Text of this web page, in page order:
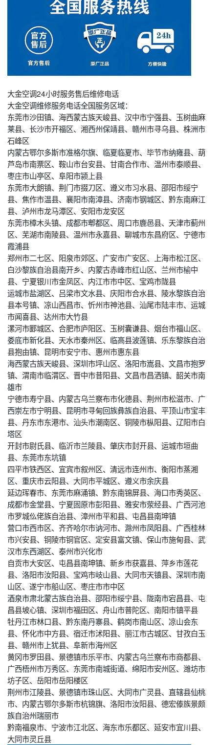
大金空调24小时服务售后维修电话
大金空调维修服务电话全国服务区域：
东莞市沙田镇、海西蒙古族天峻县、汉中市宁强县、玉树曲麻
莱县、长沙市开福区、湘西州保靖县、赣州市寻乌县、株洲市
石峰区
内蒙古鄂尔多斯市准格尔旗、临夏临夏市、毕节市纳雍县、葫
芦岛市南票区、鞍山市台安县、甘南合作市、温州市泰顺县、
枣庄市山亭区、阜阳市颍上县
东莞市大朗镇、荆门市掇刀区、遵义市习水县、邵阳市绥宁
县、焦作市温县、襄阳市南漳县、济南市钢城区、黔东南麻江
县、泸州市龙马潭区、安阳市龙安区
东莞市樟木头镇、成都市郫都区、周口市鹿邑县、天津市蓟州
区、芜湖市南陵县、温州市永嘉县、聊城市东昌府区、宁德市
霞浦县
郑州市二七区、阳泉市郊区、广安市广安区、上海市松江区、
白沙黎族自治县南开乡、内蒙古赤峰市红山区、兰州市榆中
县、宁夏银川市金凤区、内江市市中区、宝鸡市陇县
运城市盐湖区、吕梁市文水县、庆阳市合水县、陵水黎族自治
县本号镇、凉山西昌市、忻州市神池县、汕尾市陆丰市、运城
市闻喜县、达州市大竹县
漯河市郾城区、合肥市庐阳区、玉树囊谦县、烟台市福山区、
娄底市新化县、天水市秦州区、临高县波莲镇、乐东黎族自治
县抱由镇、昆明市安宁市、惠州市惠东县
海西蒙古族天峻县、深圳市坪山区、洛阳市嵩县、文昌市抱罗
镇、渭南市临渭区、晋中市昔阳县、文昌市昌洒镇、韶关市南
雄市
宁德市寿宁县、内蒙古乌兰察布市化德县、荆州市松滋市、广
西崇左市宁明县、昆明市寻甸回族彝族自治县、平顶山市宝丰
县、丹东市东港市、汕头市潮南区、铜陵市枞阳县、辽阳市白
塔区
开封市尉氏县、临沂市兰陵县、肇庆市封开县、运城市垣曲
县、东莞市东坑镇
四平市铁西区、宜宾市叙州区、清远市连州市、衡阳市蒸湘
区、重庆市云阳县、大同市平城区、遵义市余庆县
延边珲春市、东莞市麻涌镇、黔东南锦屏县、海口市秀英区、
成都市金堂县、宁夏固原市彭阳县、雅安市荥经县、广西河池
市罗城仫佬族自治县、漳州市平和县、屯昌县南坤镇
营口市西市区、齐齐哈尔市讷河市、滁州市凤阳县、广西桂林
市兴安县、铜陵市铜官区、定安县富文镇、保山市施甸县、武
汉市东西湖区、泰州市兴化市
自贡市大安区、屯昌县南坤镇、新乡市获嘉县、萍乡市莲花
县、洛阳市汝阳县、宝鸡市岐山县、大同市天镇县、深圳市南
山区、遂宁市船山区、枣庄市市中区
酒泉市肃北蒙古族自治县、邵阳市绥宁县、陇南市宕昌县、屯
昌县坡心镇、深圳市福田区、舟山市普陀区、南阳市镇平县
牡丹江市林口县、黔东南丹寨县、鹤岗市南山区、凉山会东
县、怀化市中方县、宿迁市沭阳县、丽江市古城区、甘孜白玉
县、赣州市上犹县、阜新市海州区
黄冈市罗田县、景德镇市乐平市、内蒙古乌兰察布市商都县、
广西梧州市万秀区、东莞市南城街道、绵阳市安州区、潍坊市
坊子区、岳阳市岳阳楼区
荆州市江陵县、景德镇市珠山区、大同市广灵县、直辖县仙桃
市、内蒙古鄂尔多斯市杭锦旗、洛阳市汝阳县、德宏傣族景颇
族自治州瑞丽市
黔南福泉市、宁波市江北区、海东市乐都区、延安市宜川县、
大同市灵丘县